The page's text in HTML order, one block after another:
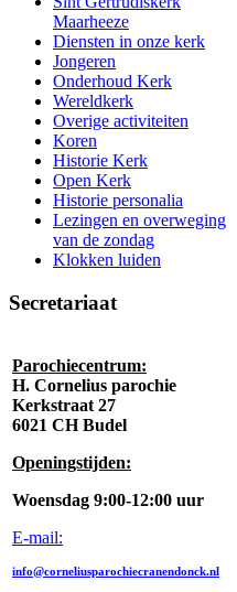
Maarheeze
Diensten in onze kerk
Jongeren
Onderhoud Kerk
Wereldkerk
Overige activiteiten
Koren
Historie Kerk
Open Kerk
Historie personalia
Lezingen en overweging
van de zondag
Klokken luiden
Secretariaat
Parochiecentrum:
H. Cornelius parochie
Kerkstraat 27
6021 CH Budel
Openingstijden:
Woensdag 9:00-12:00 uur
E-mail:
info@corneliusparochiecranendonck.nl